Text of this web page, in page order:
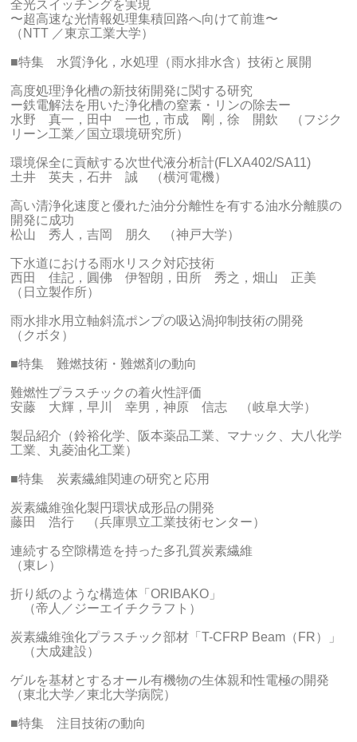
全光スイッチングを実現
〜超高速な光情報処理集積回路へ向けて前進〜
（NTT ／東京工業大学）
■特集 水質浄化，水処理（雨水排水含）技術と展開
高度処理浄化槽の新技術開発に関する研究
ー鉄電解法を用いた浄化槽の窒素・リンの除去ー
水野 真一，田中 一也，市成 剛，徐 開欽 （フジク
リーン工業／国立環境研究所）
環境保全に貢献する次世代液分析計(FLXA402/SA11)
土井 英夫，石井 誠 （横河電機）
高い清浄化速度と優れた油分分離性を有する油水分離膜の
開発に成功
松山 秀人，吉岡 朋久 （神戸大学）
下水道における雨水リスク対応技術
西田 佳記，圓佛 伊智朗，田所 秀之，畑山 正美
（日立製作所）
雨水排水用立軸斜流ポンプの吸込渦抑制技術の開発
（クボタ）
■特集 難燃技術・難燃剤の動向
難燃性プラスチックの着火性評価
安藤 大輝，早川 幸男，神原 信志 （岐阜大学）
製品紹介（鈴裕化学、阪本薬品工業、マナック、大八化学
工業、丸菱油化工業）
■特集 炭素繊維関連の研究と応用
炭素繊維強化製円環状成形品の開発
藤田 浩行 （兵庫県立工業技術センター）
連続する空隙構造を持った多孔質炭素繊維
（東レ）
折り紙のような構造体「ORIBAKO」
（帝人／ジーエイチクラフト）
炭素繊維強化プラスチック部材「T-CFRP Beam（FR）」
（大成建設）
ゲルを基材とするオール有機物の生体親和性電極の開発
（東北大学／東北大学病院）
■特集 注目技術の動向